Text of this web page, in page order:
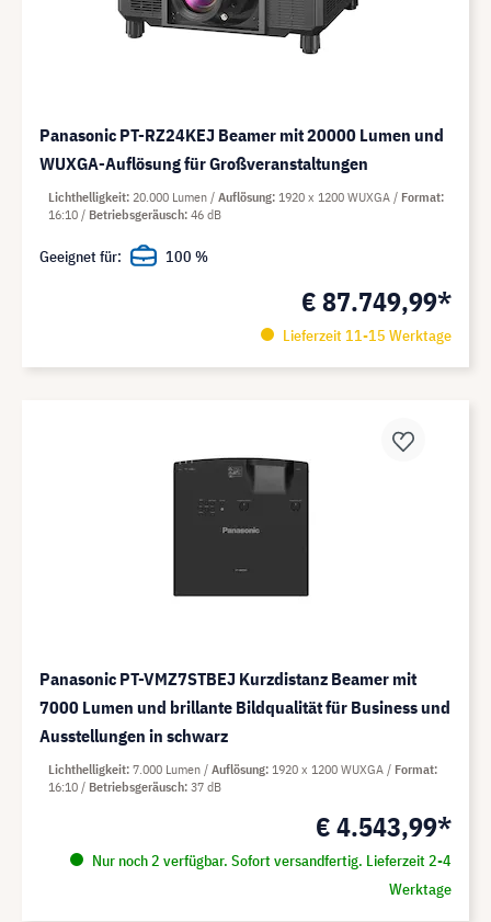
Panasonic PT-RZ24KEJ Beamer mit 20000 Lumen und
WUXGA-Auflösung für Großveranstaltungen
€ 87.749,99*
Lieferzeit 11-15 Werktage
Lichthelligkeit 20.000 Lumen Auflösung 1920 x 1200 WUXGA
Format
16:10
Betriebsgeräusch 46 dB
Geeignet für: 100 %
Panasonic PT-VMZ7STBEJ Kurzdistanz Beamer mit
7000 Lumen und brillante Bildqualität für Business und
Ausstellungen in schwarz
€ 4.543,99*
Nur noch 2 verfügbar. Sofort versandfertig. Lieferzeit 2-4
Werktage
Lichthelligkeit 7.000 Lumen Auflösung 1920 x 1200 WUXGA
Format
16:10
Betriebsgeräusch 37 dB